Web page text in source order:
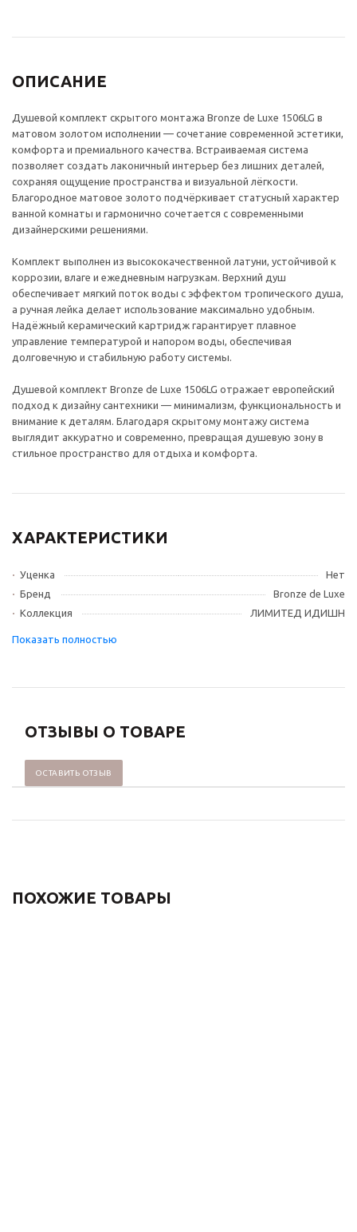
ОПИСАНИЕ
Душевой комплект скрытого монтажа Bronze de Luxe 1506LG в
матовом золотом исполнении — сочетание современной эстетики,
комфорта и премиального качества. Встраиваемая система
позволяет создать лаконичный интерьер без лишних деталей,
сохраняя ощущение пространства и визуальной лёгкости.
Благородное матовое золото подчёркивает статусный характер
ванной комнаты и гармонично сочетается с современными
дизайнерскими решениями.
Комплект выполнен из высококачественной латуни, устойчивой к
коррозии, влаге и ежедневным нагрузкам. Верхний душ
обеспечивает мягкий поток воды с эффектом тропического душа,
а ручная лейка делает использование максимально удобным.
Надёжный керамический картридж гарантирует плавное
управление температурой и напором воды, обеспечивая
долговечную и стабильную работу системы.
Душевой комплект Bronze de Luxe 1506LG отражает европейский
подход к дизайну сантехники — минимализм, функциональность и
внимание к деталям. Благодаря скрытому монтажу система
выглядит аккуратно и современно, превращая душевую зону в
стильное пространство для отдыха и комфорта.
ХАРАКТЕРИСТИКИ
Уценка
Нет
Бренд
Bronze de Luxe
Коллекция
ЛИМИТЕД ИДИШН
ОТЗЫВЫ О ТОВАРЕ
ОСТАВИТЬ ОТЗЫВ
ПОХОЖИЕ ТОВАРЫ